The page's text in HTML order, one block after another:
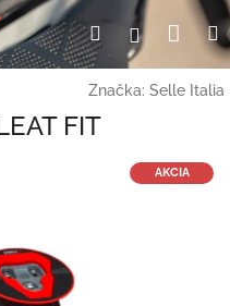
Hľadať
Značka: Selle Italia
FIT
AKCIA